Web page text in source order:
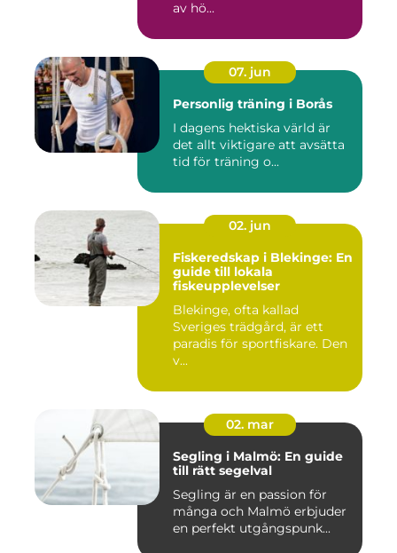
av hö...
07. jun
Personlig träning i Borås
I dagens hektiska värld är
det allt viktigare att avsätta
tid för träning o...
02. jun
Fiskeredskap i Blekinge: En
guide till lokala
fiskeupplevelser
Blekinge, ofta kallad
Sveriges trädgård, är ett
paradis för sportfiskare. Den
v...
02. mar
Segling i Malmö: En guide
till rätt segelval
Segling är en passion för
många och Malmö erbjuder
en perfekt utgångspunk...